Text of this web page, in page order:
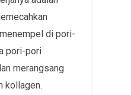
di pori-
pori-pori
merangsang
kollagen.